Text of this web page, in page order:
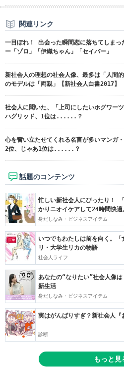
関連リンク
一目ぼれ！ 出会った瞬間恋に落ちてしまっ
ー「ゾロ」「伊織ちゃん」「セイバー」
新社会人の理想の社会人像、最多は「人間
のモデルは「両親」【新社会人白書2017】
社会人に聞いた、「上司にしたいホグワー
ハグリッド、1位は......？
心を奮い立たせてくれる名言が多いマンガ
2位、じゃあ1位は......？
話題のコンテンツ
忙しい新社会人にぴったり！
かりニオイケアして24時間快適
身だしなみ・ビジネスアイテム
いつでもわたしは前を向く。
リ・大学生リカの物語
社会人ライフ
あなたの“なりたい”社会人像
新生活
身だしなみ・ビジネスアイテム
実はがんばりすぎ？新社会人『
診断
もっと見